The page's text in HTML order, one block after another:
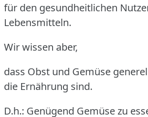
für den gesundheitlichen
Lebensmitteln.
Wir wissen aber,
dass Obst und Gemüse
die Ernährung sind.
D.h.: Genügend Gemüse zu